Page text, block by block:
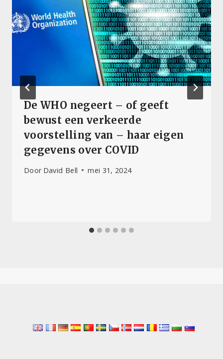
De WHO negeert – of geeft
bewust een verkeerde
voorstelling van – haar eigen
gegevens over COVID
Door David Bell mei 31, 2024